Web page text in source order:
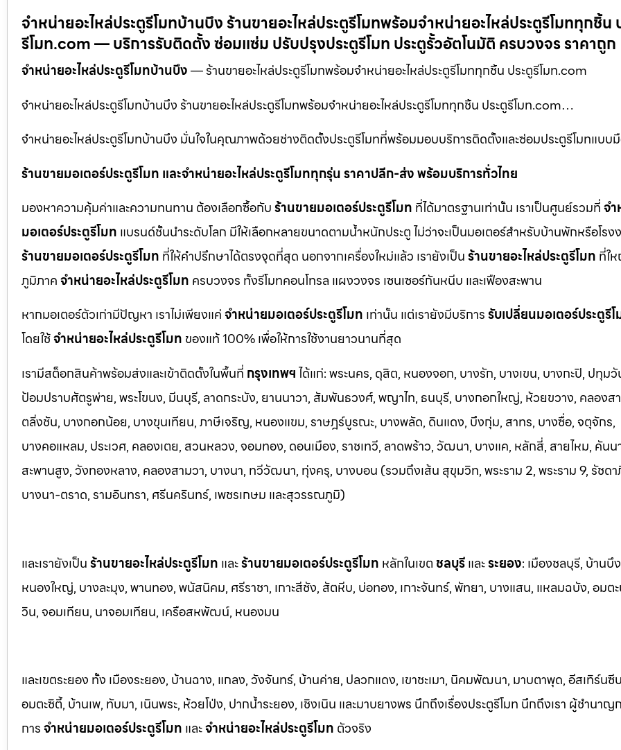
จำหน่ายอะไหล่ประตูรีโมทบ้านบึง ร้านขายอะไหล่ประตูรีโมทพร้อมจำหน่ายอะไหล่ประตูรีโมททุกชิ้น
รีโมท.com — บริการรับติดตั้ง ซ่อมแซ่ม ปรับปรุงประตูรีโมท ประตูรั้วอัตโนมัติ ครบวงจร ราคาถูก
จำหน่ายอะไหล่ประตูรีโมทบ้านบึง— ร้านขายอะไหล่ประตูรีโมทพร้อมจำหน่ายอะไหล่ประตูรีโมททุกชิ้น ประตูรีโมท.com
จำหน่ายอะไหล่ประตูรีโมทบ้านบึง ร้านขายอะไหล่ประตูรีโมทพร้อมจำหน่ายอะไหล่ประตูรีโมททุกชิ้น ประตูรีโมท.com…
จำหน่ายอะไหล่ประตูรีโมทบ้านบึง มั่นใจในคุณภาพด้วยช่างติดตั้งประตูรีโมทที่พร้อมมอบบริการติดตั้งและซ่อมประตูรีโมทแบบ
ร้านขายมอเตอร์ประตูรีโมท และจำหน่ายอะไหล่ประตูรีโมททุกรุ่น ราคาปลีก-ส่ง พร้อมบริการทั่วไทย
มองหาความคุ้มค่าและความทนทาน ต้องเลือกซื้อกับร้านขายมอเตอร์ประตูรีโมท ที่ได้มาตรฐานเท่านั้น เราเป็นศูนย์รวมที่จ
มอเตอร์ประตูรีโมท แบรนด์ชั้นนำระดับโลก มีให้เลือกหลายขนาดตามน้ำหนักประตู ไม่ว่าจะเป็นมอเตอร์สำหรับบ้านพักหรือโรง
ร้านขายมอเตอร์ประตูรีโมท ที่ให้คำปรึกษาได้ตรงจุดที่สุด นอกจากเครื่องใหม่แล้ว เรายังเป็นร้านขายอะไหล่ประตูรีโมท ที่ใ
ภูมิภาคจำหน่ายอะไหล่ประตูรีโมท ครบวงจร ทั้งรีโมทคอนโทรล แผงวงจร เซนเซอร์กันหนีบ และเฟืองสะพาน
หากมอเตอร์ตัวเก่ามีปัญหา เราไม่เพียงแค่จำหน่ายมอเตอร์ประตูรีโมท เท่านั้น แต่เรายังมีบริการรับเปลี่ยนมอเตอร์ประตูรี
โดยใช้จำหน่ายอะไหล่ประตูรีโมท ของแท้ 100% เพื่อให้การใช้งานยาวนานที่สุด
เรามีสต็อกสินค้าพร้อมส่งและเข้าติดตั้งในพื้นที่ กรุงเทพฯได้แก่: พระนคร, ดุสิต, หนองจอก, บางรัก, บางเขน, บางกะปิ, ปทุมวั
ป้อมปราบศัตรูพ่าย, พระโขนง, มีนบุรี, ลาดกระบัง, ยานนาวา, สัมพันธวงศ์, พญาไท, ธนบุรี, บางกอกใหญ่, ห้วยขวาง, คลองส
ตลิ่งชัน, บางกอกน้อย, บางขุนเทียน, ภาษีเจริญ, หนองแขม, ราษฎร์บูรณะ, บางพลัด, ดินแดง, บึงกุ่ม, สาทร, บางซื่อ, จตุจักร,
บางคอแหลม, ประเวศ, คลองเตย, สวนหลวง, จอมทอง, ดอนเมือง, ราชเทวี, ลาดพร้าว, วัฒนา, บางแค, หลักสี่, สายไหม, คันน
สะพานสูง, วังทองหลาง, คลองสามวา, บางนา, ทวีวัฒนา, ทุ่งครุ, บางบอน (รวมถึงเส้น สุขุมวิท, พระราม 2, พระราม 9, รัชดา
บางนา-ตราด,รามอินทรา, ศรีนครินทร์, เพชรเกษม และสุวรรณภูมิ)
และเรายังเป็นร้านขายอะไหล่ประตูรีโมท และร้านขายมอเตอร์ประตูรีโมท หลักในเขต ชลบุรีและระยอง: เมืองชลบุรี, บ้านบึ
หนองใหญ่, บางละมุง, พานทอง, พนัสนิคม, ศรีราชา, เกาะสีชัง, สัตหีบ, บ่อทอง, เกาะจันทร์, พัทยา, บางแสน, แหลมฉบัง, อมต
วิน, จอมเทียน, นาจอมเทียน, เครือสหพัฒน์, หนองมน
และเขตระยอง ทั้ง เมืองระยอง, บ้านฉาง, แกลง, วังจันทร์, บ้านค่าย, ปลวกแดง, เขาชะเมา, นิคมพัฒนา, มาบตาพุด, อีสเทิร์นซี
อมตะซิตี้, บ้านเพ, ทับมา, เนินพระ, ห้วยโป่ง, ปากน้ำระยอง, เชิงเนิน และมาบยางพร นึกถึงเรื่องประตูรีโมท นึกถึงเรา ผู้ชำนาญ
การจำหน่ายมอเตอร์ประตูรีโมท และจำหน่ายอะไหล่ประตูรีโมท ตัวจริง